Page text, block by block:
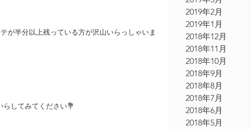
が半分以上残っている方が沢山いらっしゃいま
してみてください💐
2019年2月
2019年1月
2018年12月
2018年11月
2018年10月
2018年9月
2018年8月
2018年7月
2018年6月
2018年5月